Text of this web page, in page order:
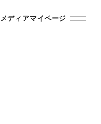
メディアマイページ